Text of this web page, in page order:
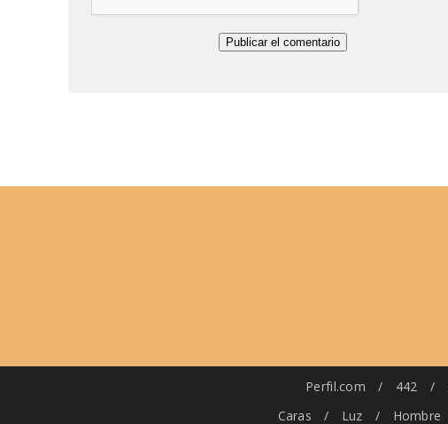
Perfil.com / 442 /
Caras
/ Luz / Hombre